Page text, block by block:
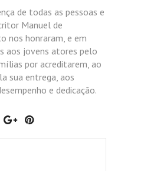
de todas as pessoas e
Manuel de
nos honraram, e em
aos jovens atores pelo
por acreditarem, ao
sua entrega, aos
e dedicação.